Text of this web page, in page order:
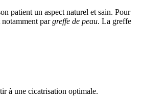
patient un aspect naturel et sain. Pour
par greffe de peau. La greffe
à une cicatrisation optimale.